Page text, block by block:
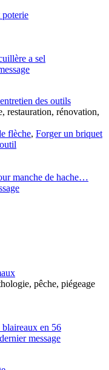
poterie
a sel
des outils
restauration, rénovation,
flèche, Forger un briquet
manche de hache…
pêche, piégeage
blaireaux en 56
message